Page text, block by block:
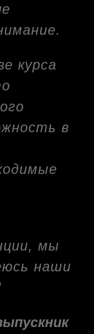
курса
в
мы
наши